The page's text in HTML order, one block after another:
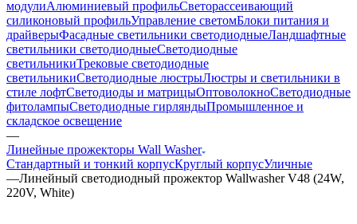
модулиАлюминиевый профильСветорассеивающий
силиконовый профильУправление светомБлоки питания и
драйверыФасадные светильники светодиодныеЛандшафтные
светильники светодиодныеСветодиодные
светильникиТрековые светодиодные
светильникиСветодиодные люстрыЛюстры и светильники в
стиле лофтСветодиоды и матрицыОптоволокноСветодиодные
фитолампыСветодиодные гирляндыПромышленное и
складское освещение
—
Линейные прожекторы Wall Washer
Стандартный и тонкий корпусКруглый корпусУличные
—Линейный светодиодный прожектор Wallwasher V48 (24W,
220V, White)